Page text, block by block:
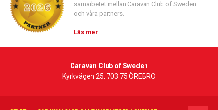
samarbetet mellan Caravan Club of Sweden
och våra partners.
Läs mer
Caravan Club of Sweden
Kyrkvägen 25, 703 75 ÖREBRO